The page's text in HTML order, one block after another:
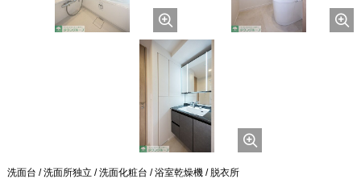
洗面台 / 洗面所独立 / 洗面化粧台 / 浴室乾燥機 / 脱衣所